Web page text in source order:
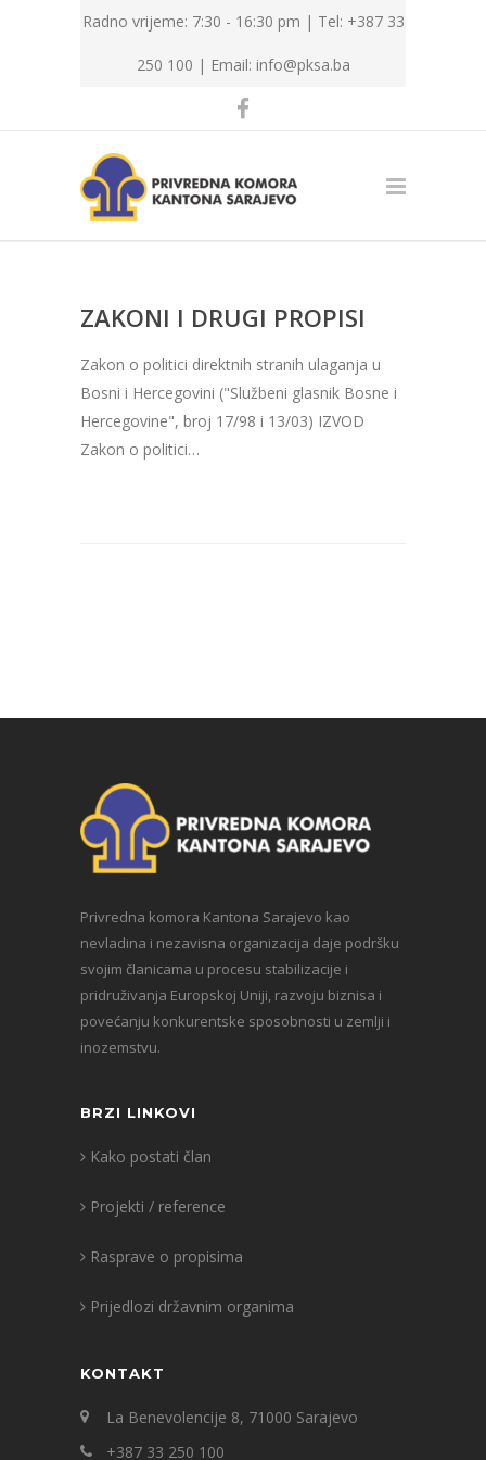
Radno vrijeme: 7:30 - 16:30 pm | Tel: +387 33
250 100 | Email: info@pksa.ba
ZAKONI I DRUGI PROPISI
Zakon o politici direktnih stranih ulaganja u
Bosni i Hercegovini ("Službeni glasnik Bosne i
Hercegovine", broj 17/98 i 13/03) IZVOD
Zakon o politici…
Privredna komora Kantona Sarajevo kao
nevladina i nezavisna organizacija daje podršku
svojim članicama u procesu stabilizacije i
pridruživanja Europskoj Uniji, razvoju biznisa i
povećanju konkurentske sposobnosti u zemlji i
inozemstvu.
BRZI LINKOVI
Kako postati član
Projekti / reference
Rasprave o propisima
Prijedlozi državnim organima
KONTAKT
La Benevolencije 8, 71000 Sarajevo
+387 33 250 100